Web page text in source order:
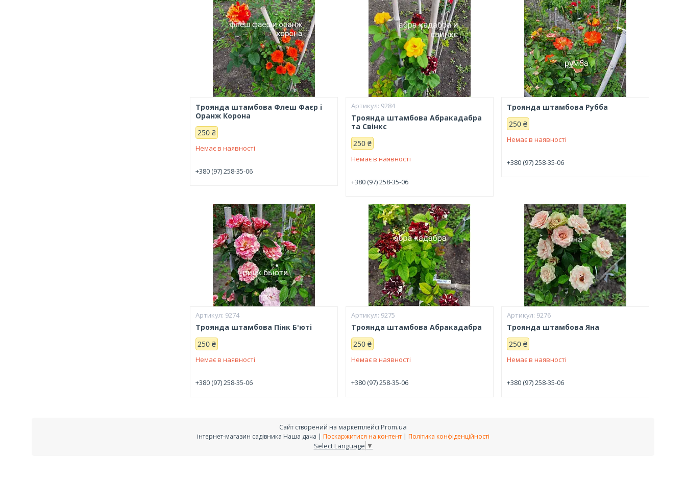
Троянда штамбова Флеш Фаєр і
Оранж Корона
250 ₴
Немає в наявності
+380 (97) 258-35-06
9284
Троянда штамбова Абракадабра
та Свінкс
250 ₴
Немає в наявності
+380 (97) 258-35-06
Троянда штамбова Рубба
250 ₴
Немає в наявності
+380 (97) 258-35-06
9274
Троянда штамбова Пінк Б'юті
250 ₴
Немає в наявності
+380 (97) 258-35-06
9275
Троянда штамбова Абракадабра
250 ₴
Немає в наявності
+380 (97) 258-35-06
9276
Троянда штамбова Яна
250 ₴
Немає в наявності
+380 (97) 258-35-06
Сайт створений на маркетплейсі Prom.ua
інтернет-магазин садівника Наша дача | Поскаржитися на контент | Політика конфіденційності
Select Language ▼